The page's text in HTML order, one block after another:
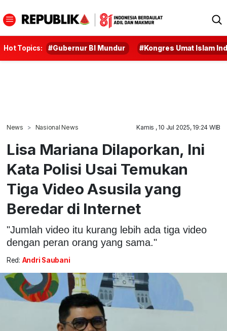
Hot Topics: #Gubernur BI Mundur #Kongres Umat Islam
News Nasional News Kamis , 10 Jul 2025, 19:24 WIB
Lisa Mariana Dilaporkan, Ini
Kata Polisi Usai Temukan
Tiga Video Asusila yang
Beredar di Internet
"Jumlah video itu kurang lebih ada tiga video
dengan peran orang yang sama."
Red: Andri Saubani